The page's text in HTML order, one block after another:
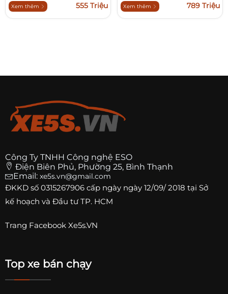
Xem thêm 555 Triệu Xem thêm 789 Triệu
Công Ty TNHH Công nghệ ESO
Điện Biên Phủ, Phường 25, Bình Thạnh
Email: xe5s.vn@gmail.com
ĐKKD số 0315267906 cấp ngày ngày 12/09/ 2018 tại Sở
kế hoạch và Đầu tư TP. HCM
Trang Facebook Xe5s.VN
Top xe bán chạy